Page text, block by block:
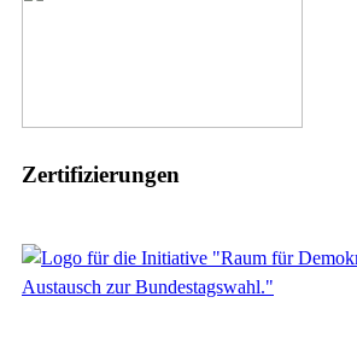
Zertifizierungen